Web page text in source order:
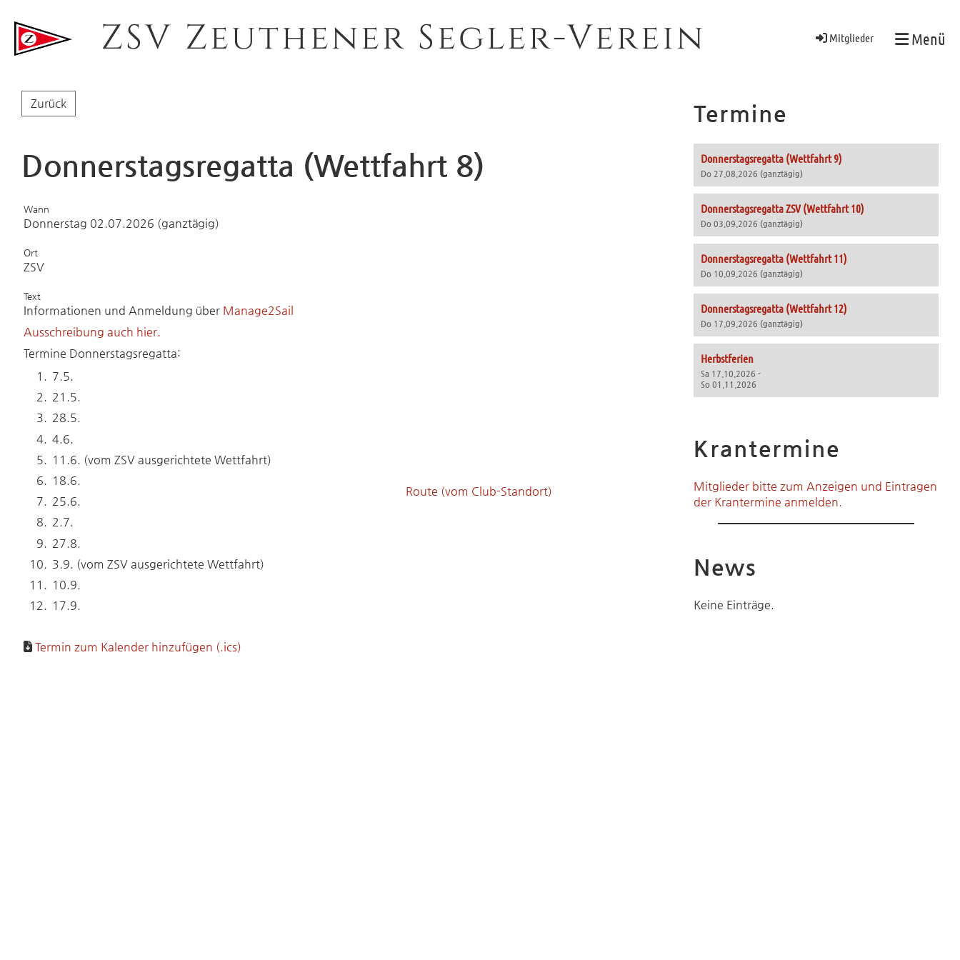
ZSV Zeuthener Segler-Verein Mitglieder Menü
Zurück
Donnerstagsregatta (Wettfahrt 8)
Wann
Donnerstag 02.07.2026 (ganztägig)
Ort
ZSV
Text
Informationen und Anmeldung über Manage2Sail
Ausschreibung auch hier.
Termine Donnerstagsregatta:
7.5.
21.5.
28.5.
4.6.
11.6. (vom ZSV ausgerichtete Wettfahrt)
18.6.
25.6.
2.7.
27.8.
3.9. (vom ZSV ausgerichtete Wettfahrt)
10.9.
17.9.
Termin zum Kalender hinzufügen (.ics)
Route (vom Club-Standort)
Termine
Donnerstagsregatta (Wettfahrt 9)
Do 27.08.2026 (ganztägig)
Donnerstagsregatta ZSV (Wettfahrt 10)
Do 03.09.2026 (ganztägig)
Donnerstagsregatta (Wettfahrt 11)
Do 10.09.2026 (ganztägig)
Donnerstagsregatta (Wettfahrt 12)
Do 17.09.2026 (ganztägig)
Herbstferien
Sa 17.10.2026 -
So 01.11.2026
Krantermine
Mitglieder bitte zum Anzeigen und Eintragen
der Krantermine anmelden.
News
Keine Einträge.